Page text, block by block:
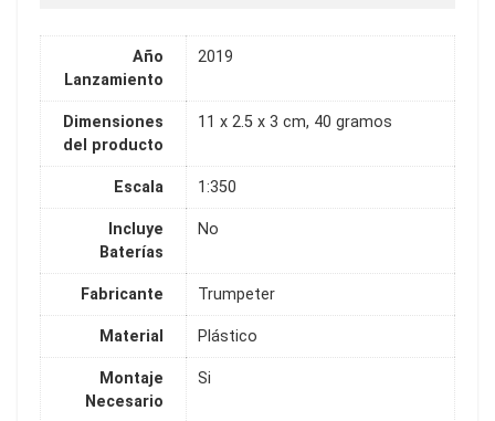
Año
Lanzamiento
2019
Dimensiones
del producto
11 x 2.5 x 3 cm, 40 gramos
Escala 1:350
Incluye
Baterías
No
Fabricante Trumpeter
Material Plástico
Montaje
Necesario
Si